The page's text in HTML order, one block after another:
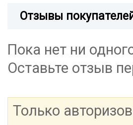
Отзывы
Пока нет ни
Оставьте отзыв
Только